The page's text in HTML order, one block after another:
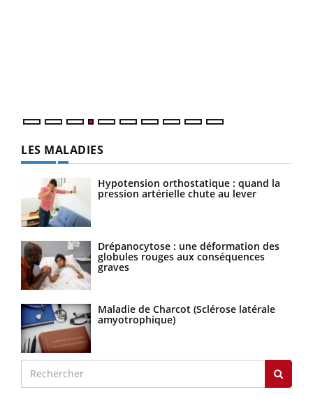
LES MALADIES
Hypotension orthostatique : quand la
pression artérielle chute au lever
Drépanocytose : une déformation des
globules rouges aux conséquences
graves
Maladie de Charcot (Sclérose latérale
amyotrophique)